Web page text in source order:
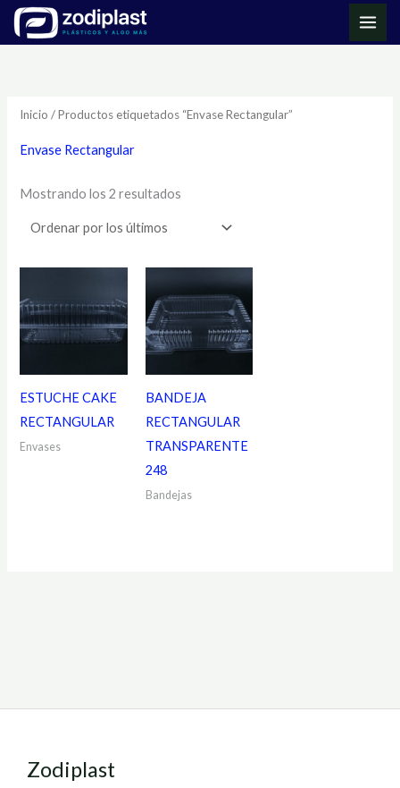
Inicio / Productos etiquetados “Envase Rectangular”
Envase Rectangular
Mostrando los 2 resultados
Ordenado
ESTUCHE CAKE
RECTANGULAR
Envases
BANDEJA
RECTANGULAR
TRANSPARENTE
248
Bandejas
Zodiplast